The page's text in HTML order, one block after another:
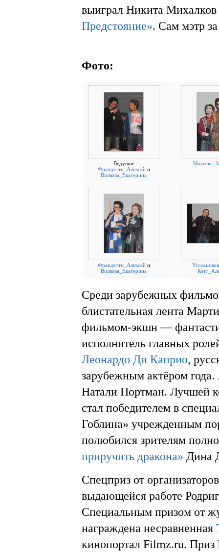
выиграл Никита
Предстояние». Сам мэтр
Фото:
Ведущие
Франдетти_Алексейи
Вилкова_Екатерина
Франдетти_Алексейи
Вилкова_Екатерина
Среди зарубежных
блистательная лента
фильмом-экшн —
исполнитель главных
Леонардо Ди Каприо,
зарубежным актёром года.
Натали Портман. Лучшей
стал победителем в
Гоблина» учрежденным
полюбился зрителям
приручить дракона» Дина
Спецприз от
выдающейся работе
Специальным призом от
награждена несравненная
кинопортал Filmz.ru.